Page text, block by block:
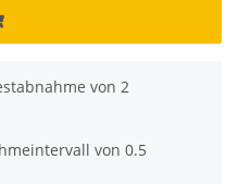
von 2
von 0.5